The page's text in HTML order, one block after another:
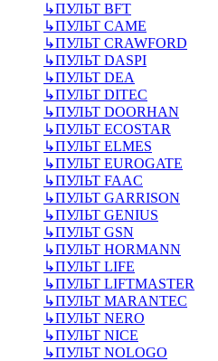
↳ПУЛЬТ BFT
↳ПУЛЬТ CAME
↳ПУЛЬТ CRAWFORD
↳ПУЛЬТ DASPI
↳ПУЛЬТ DEA
↳ПУЛЬТ DITEC
↳ПУЛЬТ DOORHAN
↳ПУЛЬТ ECOSTAR
↳ПУЛЬТ ELMES
↳ПУЛЬТ EUROGATE
↳ПУЛЬТ FAAC
↳ПУЛЬТ GARRISON
↳ПУЛЬТ GENIUS
↳ПУЛЬТ GSN
↳ПУЛЬТ HORMANN
↳ПУЛЬТ LIFE
↳ПУЛЬТ LIFTMASTER
↳ПУЛЬТ MARANTEC
↳ПУЛЬТ NERO
↳ПУЛЬТ NICE
↳ПУЛЬТ NOLOGO